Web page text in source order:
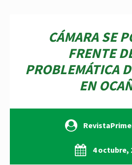
CÁMARA SE
FRENTE
PROBLEMÁTICA
EN
4 octubre,